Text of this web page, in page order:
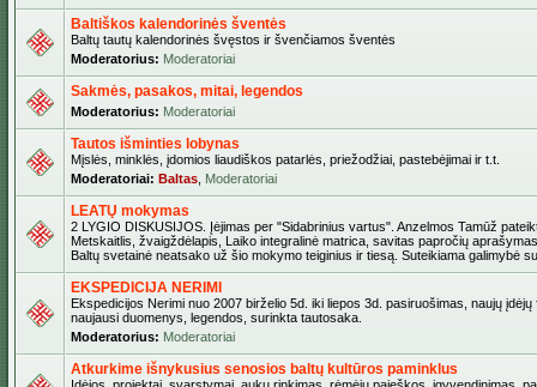
Baltiškos kalendorinės šventės
Baltų tautų kalendorinės švęstos ir švenčiamos šventės
Moderatorius: Moderatoriai
Sakmės, pasakos, mitai, legendos
Moderatorius: Moderatoriai
Tautos išminties lobynas
Mįslės, minklės, įdomios liaudiškos patarlės, priežodžiai, pastebėjimai ir t.t.
Moderatoriai: Baltas Moderatoriai
LEATŲ mokymas
2 LYGIO DISKUSIJOS. Įėjimas per "Sidabrinius vartus". Anzelmos Tamūž
Metskaitlis, žvaigždėlapis, Laiko integralinė matrica, savitas papročių
Baltų svetainė neatsako už šio mokymo teiginius ir tiesą. Suteikiama galimybė
EKSPEDICIJA NERIMI
Ekspedicijos Nerimi nuo 2007 birželio 5d. iki liepos 3d. pasiruošimas, naujų
naujausi duomenys, legendos, surinkta tautosaka.
Moderatorius: Moderatoriai
Atkurkime išnykusius senosios baltų kultūros paminklus